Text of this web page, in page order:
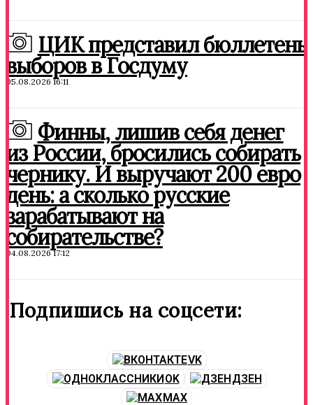
ЦИК представил бюллетень
выборов в Госдуму
05.08.2026 16:11
Финны, лишив себя денег
из России, бросились собирать
чернику. И выручают 200 евро
день: а сколько русские
зарабатывают на
собирательстве?
04.08.2026 17:12
Подпишись на соцсети:
VK
OK
ДЗЕН
MAX